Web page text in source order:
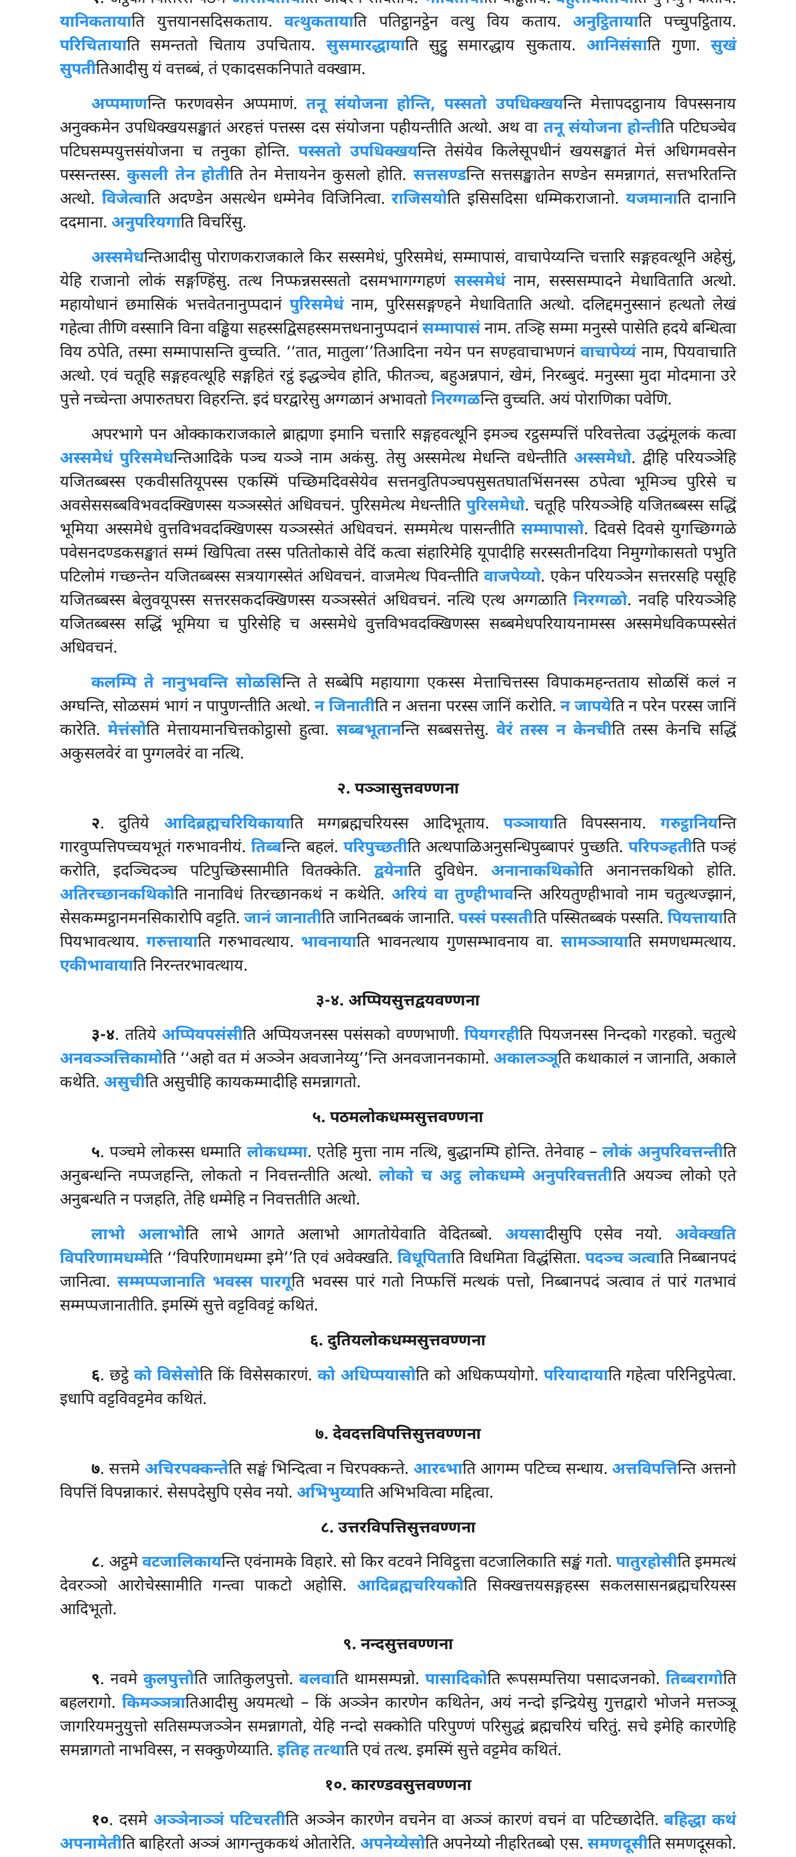
यानिकतायाति युत्तयानसदिसकताय.वत्थुकतायाति पतिट्ठानट्ठेन वत्थु विय कताय. अनुट्ठितायाति पच्चुपट्ठिताय.
परिचितायाति समन्ततो चिताय उपचिताय. सुसमारद्धायाति सुट्ठु समारद्धाय सुकताय. आनिसंसाति गुणा.सुखं
सुपतीतिआदीसु यं वत्तब्बं, तं एकादसकनिपाते वक्खाम.
अप्पमाणन्तिफरणवसेन अप्पमाणं. तनू संयोजना होन्ति, पस्सतो उपधिक्खयन्ति मेत्तापदट्ठानाय विपस्सनाय
अनुक्कमेन उपधिक्खयसङ्खातं अरहत्तं पत्तस्स दस संयोजना पहीयन्तीति अत्थो. अथ वा तनू संयोजना होन्तीति पटिघञ्चेव
पटिघसम्पयुत्तसंयोजना च तनुका होन्ति. पस्सतो उपधिक्खयन्ति तेसंयेव किलेसूपधीनं खयसङ्खातं मेत्तं अधिगमवसेन
पस्सन्तस्स.कुसली तेन होतीति तेन मेत्तायनेन कुसलो होति. सत्तसण्डन्तिसत्तसङ्खातेन सण्डेन समन्नागतं, सत्तभरितन्ति
अत्थो. विजेत्वाति अदण्डेन असत्थेन धम्मेनेव विजिनित्वा.राजिसयोति इसिसदिसा धम्मिकराजानो.यजमानाति दानानि
ददमाना. अनुपरियगाति विचरिंसु.
अस्समेधन्तिआदीसु पोराणकराजकाले किर सस्समेधं, पुरिसमेधं, सम्मापासं, वाचापेय्यन्ति चत्तारि सङ्गहवत्थूनि अहेसुं,
येहि राजानोलोकं सङ्गण्हिंसु. तत्थ निप्फन्नसस्सतो दसमभागग्गहणं सस्समेधंनाम, सस्ससम्पादने मेधाविताति अत्थो.
महायोधानं छमासिकं भत्तवेतनानुप्पदानंपुरिसमेधंनाम, पुरिससङ्गण्हने मेधाविताति अत्थो. दलिद्दमनुस्सानं हत्थतो लेखं
गहेत्वा तीणि वस्सानि विना वड्ढिया सहस्सद्विसहस्समत्तधनानुप्पदानंसम्मापासंनाम. तञ्हि सम्मा मनुस्से पासेति हदये बन्धित्वा
विय ठपेति, तस्मा सम्मापासन्ति वुच्चति. ‘‘तात, मातुला’’तिआदिना नयेन पन सण्हवाचाभणनं वाचापेय्यंनाम, पियवाचाति
अत्थो. एवं चतूहि सङ्गहवत्थूहि सङ्गहितं रट्ठं इद्धञ्चेव होति, फीतञ्च, बहुअन्नपानं, खेमं, निरब्बुदं. मनुस्सा मुदा मोदमाना उरे
पुत्ते नच्चेन्ता अपारुतघरा विहरन्ति. इदं घरद्वारेसु अग्गळानं अभावतोनिरग्गळन्ति वुच्चति. अयं पोराणिका पवेणि.
अपरभागे पन ओक्काकराजकाले ब्राह्मणा इमानि चत्तारि सङ्गहवत्थूनि इमञ्च रट्ठसम्पत्तिं परिवत्तेत्वा उद्धंमूलकं कत्वा
अस्समेधं पुरिसमेधन्तिआदिके पञ्च यञ्ञे नाम अकंसु. तेसु अस्समेत्थ मेधन्ति वधेन्तीति अस्समेधो. द्वीहि परियञ्ञेहि
यजितब्बस्स एकवीसतियूपस्स एकस्मिं पच्छिमदिवसेयेव सत्तनवुतिपञ्चपसुसतघातभिंसनस्स ठपेत्वा भूमिञ्च पुरिसे च
अवसेससब्बविभवदक्खिणस्स यञ्ञस्सेतं अधिवचनं. पुरिसमेत्थ मेधन्तीतिपुरिसमेधो. चतूहि परियञ्ञेहि यजितब्बस्स सद्धिं
भूमिया अस्समेधे वुत्तविभवदक्खिणस्स यञ्ञस्सेतं अधिवचनं. सम्ममेत्थ पासन्तीति सम्मापासो. दिवसे दिवसे युगच्छिग्गळे
पवेसनदण्डकसङ्खातं सम्मं खिपित्वा तस्स पतितोकासे वेदिं कत्वा संहारिमेहि यूपादीहि सरस्सतीनदिया निमुग्गोकासतो पभुति
पटिलोमं गच्छन्तेन यजितब्बस्स सत्रयागस्सेतं अधिवचनं. वाजमेत्थ पिवन्तीति वाजपेय्यो. एकेन परियञ्ञेन सत्तरसहि पसूहि
यजितब्बस्स बेलुवयूपस्स सत्तरसकदक्खिणस्स यञ्ञस्सेतं अधिवचनं. नत्थि एत्थ अग्गळातिनिरग्गळो. नवहि परियञ्ञेहि
यजितब्बस्ससद्धिं भूमिया च पुरिसेहि च अस्समेधे वुत्तविभवदक्खिणस्स सब्बमेधपरियायनामस्स अस्समेधविकप्पस्सेतं
अधिवचनं.
कलम्पि ते नानुभवन्ति सोळसिन्ति ते सब्बेपि महायागा एकस्स मेत्ताचित्तस्स विपाकमहन्तताय सोळसिं कलं न
अग्घन्ति, सोळसमं भागं न पापुणन्तीति अत्थो.न जिनातीति न अत्तना परस्स जानिं करोति.न जापयेति न परेन परस्स जानिं
कारेति. मेत्तंसोति मेत्तायमानचित्तकोट्ठासो हुत्वा. सब्बभूतानन्ति सब्बसत्तेसु. वेरं तस्स न केनचीति तस्स केनचि सद्धिं
अकुसलवेरं वा पुग्गलवेरं वा नत्थि.
२. पञ्ञासुत्तवण्णना
२. दुतिये आदिब्रह्मचरियिकायाति मग्गब्रह्मचरियस्स आदिभूताय. पञ्ञायाति विपस्सनाय.गरुट्ठानियन्ति
गारवुप्पत्तिपच्चयभूतं गरुभावनीयं.तिब्बन्ति बहलं.परिपुच्छतीति अत्थपाळिअनुसन्धिपुब्बापरं पुच्छति. परिपञ्हतीति पञ्हं
करोति, इदञ्चिदञ्च पटिपुच्छिस्सामीति वितक्केति. द्वयेनाति दुविधेन. अनानाकथिकोति अनानत्तकथिको होति.
अतिरच्छानकथिकोति नानाविधं तिरच्छानकथं न कथेति. अरियं वा तुण्हीभावन्ति अरियतुण्हीभावो नाम चतुत्थज्झानं,
सेसकम्मट्ठानमनसिकारोपि वट्टति.जानं जानातीति जानितब्बकं जानाति.पस्सं पस्सतीति पस्सितब्बकं पस्सति.पियत्तायाति
पियभावत्थाय.गरुत्तायाति गरुभावत्थाय. भावनायाति भावनत्थाय गुणसम्भावनाय वा. सामञ्ञायाति समणधम्मत्थाय.
एकीभावायाति निरन्तरभावत्थाय.
३-४. अप्पियसुत्तद्वयवण्णना
३-४. ततिये अप्पियपसंसीति अप्पियजनस्स पसंसको वण्णभाणी.पियगरहीति पियजनस्सनिन्दको गरहको. चतुत्थे
अनवञ्ञत्तिकामोति ‘‘अहो वत मं अञ्ञेन अवजानेय्यु’’न्ति अनवजाननकामो. अकालञ्ञूति कथाकालं न जानाति, अकाले
कथेति. असुचीति असुचीहि कायकम्मादीहि समन्नागतो.
५. पठमलोकधम्मसुत्तवण्णना
५. पञ्चमे लोकस्स धम्माति लोकधम्मा. एतेहि मुत्ता नाम नत्थि, बुद्धानम्पि होन्ति. तेनेवाह –लोकं अनुपरिवत्तन्तीति
अनुबन्धन्ति नप्पजहन्ति, लोकतो न निवत्तन्तीति अत्थो.लोको च अट्ठ लोकधम्मे अनुपरिवत्ततीति अयञ्च लोको एते
अनुबन्धति न पजहति, तेहि धम्मेहि न निवत्ततीति अत्थो.
लाभो अलाभोति लाभे आगते अलाभो आगतोयेवाति वेदितब्बो. अयसादीसुपि एसेव नयो. अवेक्खति
विपरिणामधम्मेति ‘‘विपरिणामधम्मा इमे’’ति एवं अवेक्खति. विधूपितातिविधमिता विद्धंसिता.पदञ्च ञत्वाति निब्बानपदं
जानित्वा. सम्मप्पजानाति भवस्स पारगूति भवस्स पारं गतो निप्फत्तिं मत्थकं पत्तो, निब्बानपदं ञत्वाव तं पारं गतभावं
सम्मप्पजानातीति. इमस्मिं सुत्ते वट्टविवट्टं कथितं.
६. दुतियलोकधम्मसुत्तवण्णना
६. छट्ठे को विसेसोति किं विसेसकारणं.को अधिप्पयासोति को अधिकप्पयोगो. परियादायाति गहेत्वा परिनिट्ठपेत्वा.
इधापि वट्टविवट्टमेव कथितं.
७. देवदत्तविपत्तिसुत्तवण्णना
७. सत्तमे अचिरपक्कन्तेति सङ्घं भिन्दित्वा न चिरपक्कन्ते. आरब्भाति आगम्म पटिच्च सन्धाय. अत्तविपत्तिन्ति अत्तनो
विपत्तिं विपन्नाकारं. सेसपदेसुपि एसेव नयो. अभिभुय्याति अभिभवित्वा मद्दित्वा.
८. उत्तरविपत्तिसुत्तवण्णना
८. अट्ठमेवटजालिकायन्ति एवंनामके विहारे. सो किर वटवने निविट्ठत्ता वटजालिकाति सङ्खं गतो. पातुरहोसीति इममत्थं
देवरञ्ञो आरोचेस्सामीति गन्त्वा पाकटो अहोसि. आदिब्रह्मचरियकोति सिक्खत्तयसङ्गहस्स सकलसासनब्रह्मचरियस्स
आदिभूतो.
९. नन्दसुत्तवण्णना
९. नवमेकुलपुत्तोति जातिकुलपुत्तो.बलवाति थामसम्पन्नो.पासादिकोतिरूपसम्पत्तिया पसादजनको.तिब्बरागोति
बहलरागो.किमञ्ञत्रातिआदीसु अयमत्थो – किं अञ्ञेन कारणेन कथितेन, अयं नन्दो इन्द्रियेसु गुत्तद्वारो भोजने मत्तञ्ञू
जागरियमनुयुत्तो सतिसम्पजञ्ञेन समन्नागतो, येहि नन्दो सक्कोति परिपुण्णं परिसुद्धं ब्रह्मचरियं चरितुं. सचे इमेहि कारणेहि
समन्नागतो नाभविस्स, न सक्कुणेय्याति. इतिह तत्थाति एवं तत्थ. इमस्मिं सुत्ते वट्टमेव कथितं.
१०. कारण्डवसुत्तवण्णना
१०. दसमे अञ्ञेनाञ्ञं पटिचरतीति अञ्ञेन कारणेन वचनेन वा अञ्ञं कारणं वचनं वा पटिच्छादेति.बहिद्धा कथं
अपनामेतीति बाहिरतो अञ्ञं आगन्तुककथं ओतारेति. अपनेय्येसोति अपनेय्यो नीहरितब्बो एस. समणदूसीति समणदूसको.